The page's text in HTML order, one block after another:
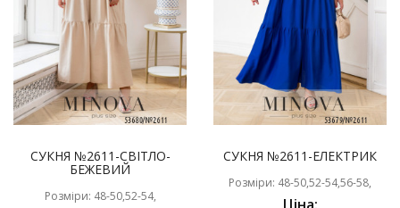
СУКНЯ №2611-СВІТЛО-
БЕЖЕВИЙ
Розміри: 48-50,52-54,
СУКНЯ №2611-ЕЛЕКТРИК
Розміри: 48-50,52-54,56-58,